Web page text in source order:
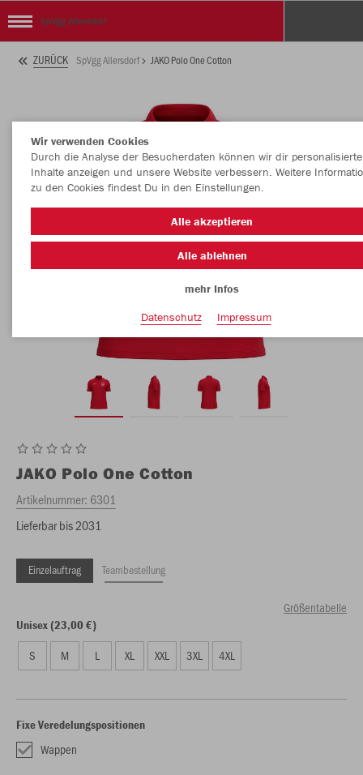
SpVgg Allersdorf
ZURÜCK SpVgg Allersdorf JAKO Polo One Cotton
JAKO Polo One Cotton
Artikelnummer: 6301
Lieferbar bis 2031
Einzelauftrag Teambestellung
Größentabelle
Unisex (23,00 €)
S M L XL XXL 3XL 4XL
Fixe Veredelungspositionen
Wappen
Wir verwenden Cookies
Durch die Analyse der Besucherdaten können wir dir personalisierte
Inhalte anzeigen und unsere Website verbessern. Weitere
zu den Cookies findest Du in den Einstellungen.
Alle akzeptieren
Alle ablehnen
mehr Infos
Datenschutz
Impressum